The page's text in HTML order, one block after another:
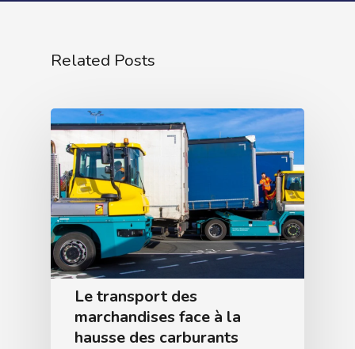
Related Posts
Le transport des
marchandises face à la
hausse des carburants